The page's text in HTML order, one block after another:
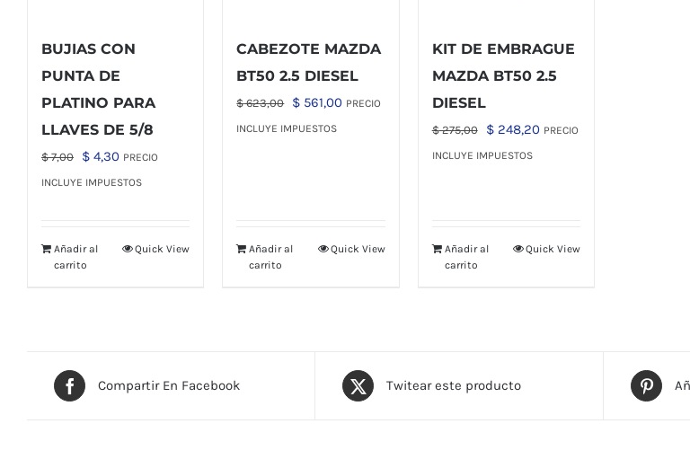
BUJIAS CON
PUNTA DE
PLATINO PARA
LLAVES DE 5/8
$7,00
El
precio
$ 7,00.
$ 4,30El
precio
$ 4,30.
PRECIO
INCLUYE IMPUESTOS
Añadir al
carrito
Quick View
CABEZOTE MAZDA
BT50 2.5 DIESEL
$623,00
El
precio
$ 561,00ElPRECIO
INCLUYE IMPUESTOS
Añadir al
carrito
Quick View
KIT DE EMBRAGUE
MAZDA BT50 2.5
DIESEL
$275,00
El
precio
$248,20ElPRECIO
INCLUYE IMPUESTOS
Añadir al
carrito
Quick View
Compartir En Facebook Twitear este producto